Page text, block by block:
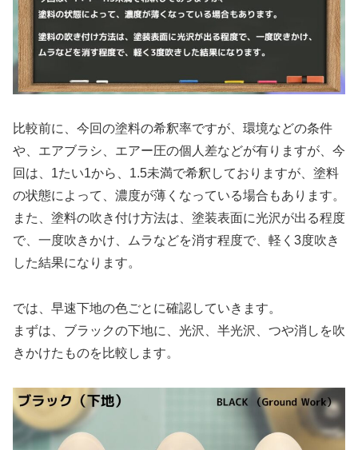
比較前に、今回の塗料の希釈率ですが、環境などの条件
や、エアブラシ、エアー圧の個人差などが有りますが、今
回は、1たい1から、1.5未満で希釈しておりますが、塗料
の状態によって、濃度が薄くなっている場合もあります。
また、塗料の吹き付け方法は、塗装表面に光沢が出る程度
で、一度吹きかけ、ムラなどを消す程度で、軽く3度吹き
した結果になります。
では、早速下地の色ごとに確認していきます。
まずは、ブラックの下地に、光沢、半光沢、つや消しを吹
きかけたものを比較します。